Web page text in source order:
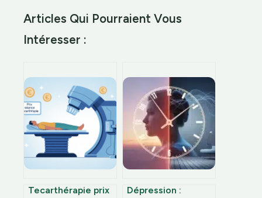
Articles Qui Pourraient Vous
Intéresser :
Tecarthérapie prix
Dépression :